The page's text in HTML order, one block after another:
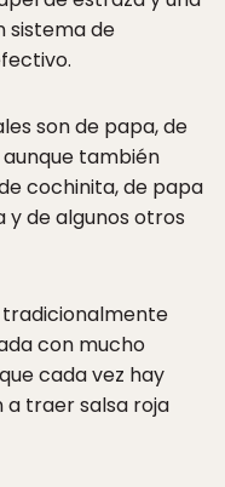
sistema de
son de papa, de
también
cochinita, de papa
y de algunos otros
tradicionalmente
con mucho
cada vez hay
a traer salsa roja